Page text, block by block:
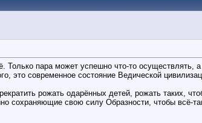
пара может успешно что-то осуществлять,
это современное состояние Ведической
рожать одарённых детей, рожать таких,
сохраняющие свою силу Образности, чтобы всё-